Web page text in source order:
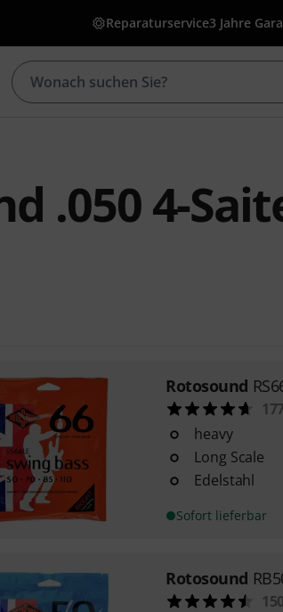
Reparaturservice3 Jahre
.050 4-
Rotosound
177
heavy
Long Scale
Edelstahl
Sofort lieferbar
Rotosound
150